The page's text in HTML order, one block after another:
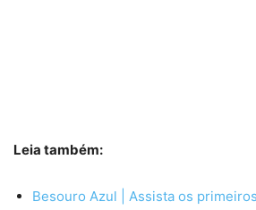
Leia também:
Besouro Azul | Assista os